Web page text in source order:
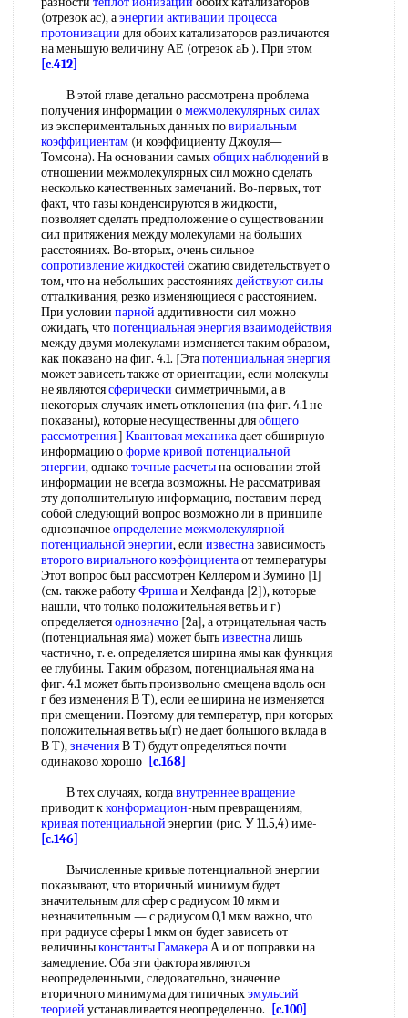
(отрезок ас), аэнергии активации процесса
протонизации для обоих катализаторов различаются
на меньшую величину АЕ (отрезок аЬ ). При этом
[c.412]
В этой главе детально рассмотрена проблема
получения информации омежмолекулярных силах
из экспериментальных данных повириальным
коэффициентам (и коэффициенту Джоуля—
Томсона). На основании самыхобщих наблюдений в
отношении межмолекулярных сил можно сделать
несколько качественных замечаний. Во-первых, тот
факт, что газы конденсируются в жидкости,
позволяет сделать предположение о существовании
сил притяжения между молекулами на больших
расстояниях. Во-вторых, очень сильное
сопротивление жидкостей сжатию свидетельствует о
том, что на небольших расстоянияхдействуют силы
отталкивания, резко изменяющиеся с расстоянием.
При условии парной аддитивности сил можно
ожидать, чтопотенциальная энергия взаимодействия
между двумя молекулами изменяется таким образом,
как показано на фиг. 4.1. [Этапотенциальная энергия
может зависеть также от ориентации, если молекулы
не являютсясферически симметричными, а в
некоторых случаях иметь отклонения (на фиг. 4.1 не
показаны), которые несущественны дляобщего
рассмотрения.] Квантовая механикадает обширную
информацию оформе кривой потенциальной
энергии, однакоточные расчетына основании этой
информации не всегда возможны. Не рассматривая
эту дополнительную информацию, поставим перед
собой следующий вопрос возможно ли в принципе
однозначноеопределение межмолекулярной
потенциальной энергии, если известназависимость
второго вириального коэффициентаот температуры
Этот вопрос был рассмотрен Келлером и Зумино [1]
(см. также работуФришаи Хелфанда [2]), которые
нашли, что только положительная ветвь и г)
определяетсяоднозначно [2а], а отрицательная часть
(потенциальная яма) может бытьизвестналишь
частично, т. е. определяется ширина ямы как функция
ее глубины. Таким образом, потенциальная яма на
фиг. 4.1 может быть произвольно смещена вдоль оси
г без изменения В Т), если ее ширина не изменяется
при смещении. Поэтому для температур, при которых
положительная ветвь ы(г) не дает большого вклада в
В Т),значенияВ Т) будут определяться почти
одинаково хорошо [c.168]
В тех случаях, когдавнутреннее вращение
приводит кконформацион-ным превращениям,
кривая потенциальной энергии (рис. У 11.5,4) име-
[c.146]
Вычисленные кривые потенциальной энергии
показывают, что вторичный минимум будет
значительным для сфер с радиусом 10 мкм и
незначительным — с радиусом 0,1 мкм важно, что
при радиусе сферы 1 мкм он будет зависеть от
величиныконстанты ГамакераА и от поправки на
замедление. Оба эти фактора являются
неопределенными, следовательно, значение
вторичного минимума для типичныхэмульсий
теорией устанавливается неопределенно. [c.100]